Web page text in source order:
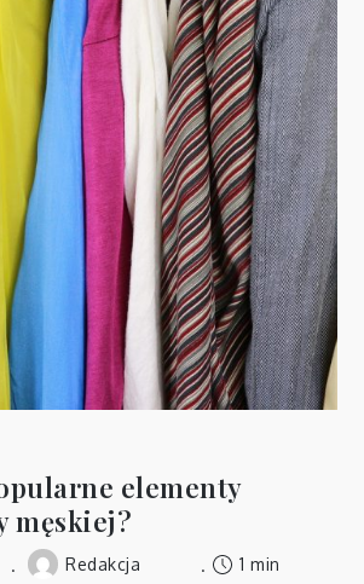
elementy
męskiej?
Redakcja
1 min